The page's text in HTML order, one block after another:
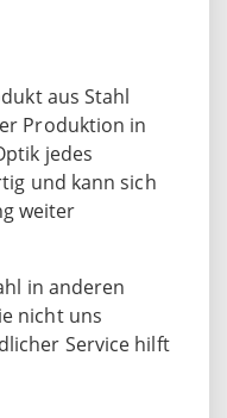
aus Stahl
Produktion in
jedes
und kann sich
weiter
in anderen
nicht uns
Service hilft